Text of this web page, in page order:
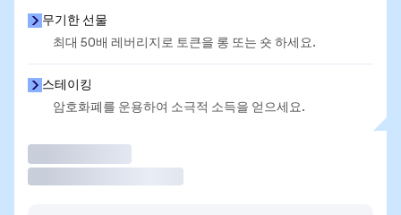
무기한 선물
최대 50배 레버리지로 토큰을 롱 또는 숏 하세요.
스테이킹
암호화폐를 운용하여 소극적 소득을 얻으세요.